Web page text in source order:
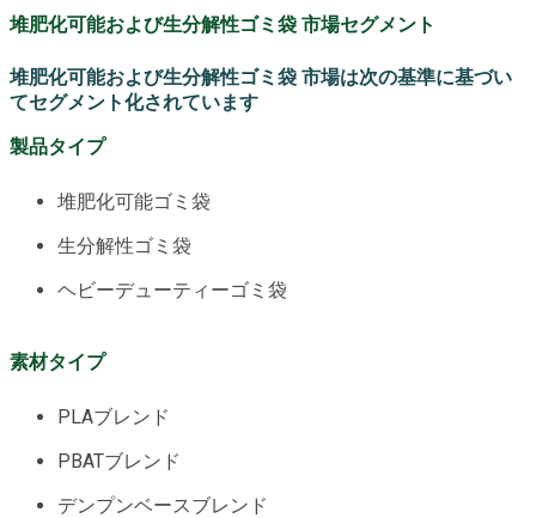
堆肥化可能および生分解性ゴミ袋 市場セグメント
堆肥化可能および生分解性ゴミ袋 市場は次の基準に基づい
てセグメント化されています
製品タイプ
堆肥化可能ゴミ袋
生分解性ゴミ袋
ヘビーデューティーゴミ袋
素材タイプ
PLAブレンド
PBATブレンド
デンプンベースブレンド